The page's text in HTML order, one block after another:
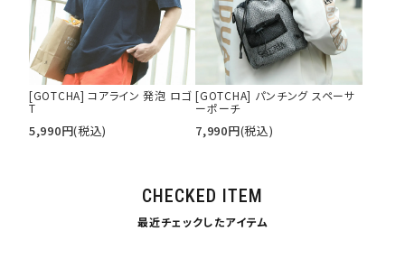
[GOTCHA] コアライン 発泡 ロゴ
T
5,990円(税込)
[GOTCHA] パンチング スペーサ
ーポーチ
7,990円(税込)
CHECKED ITEM
最近チェックしたアイテム